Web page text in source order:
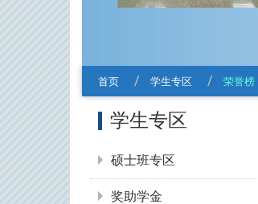
首页 学生专区 荣誉榜
学生专区
硕士班专区
奖助学金